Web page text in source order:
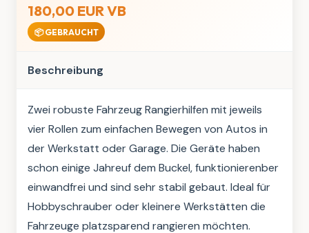
180,00 EUR VB
📦 GEBRAUCHT
Beschreibung
Zwei robuste Fahrzeug Rangierhilfen mit jeweils
vier Rollen zum einfachen Bewegen von Autos in
der Werkstatt oder Garage. Die Geräte haben
schon einige Jahreuf dem Buckel, funktionierenber
einwandfrei und sind sehr stabil gebaut. Ideal für
Hobbyschrauber oder kleinere Werkstätten die
Fahrzeuge platzsparend rangieren möchten.